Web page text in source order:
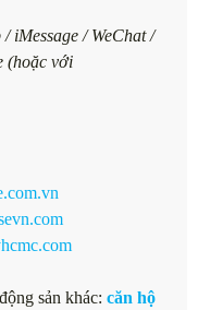
/ iMessage / WeChat /
(hoặc với
sản khác: căn hộ